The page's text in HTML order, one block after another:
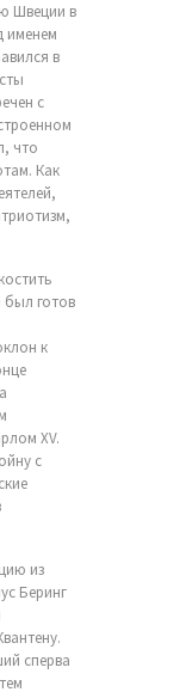
Швеции в
именем
в
с
что
Как
был готов
к
XV.
с
из
Беринг
сперва